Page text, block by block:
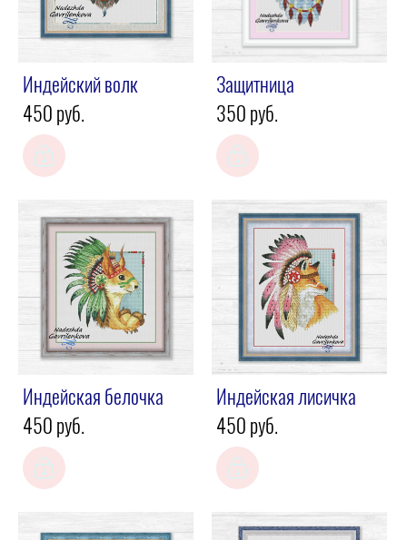
Индейский волк
450 pуб.
Защитница
350 pуб.
Индейская белочка
450 pуб.
Индейская лисичка
450 pуб.